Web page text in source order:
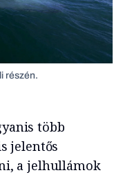
részén.
több
jelentős
a jelhullámok